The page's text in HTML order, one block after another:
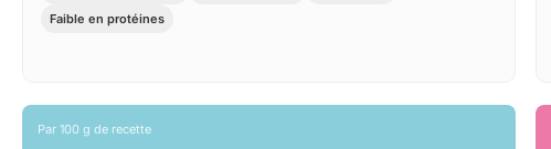
Faible en protéines
Par 100 g de recette